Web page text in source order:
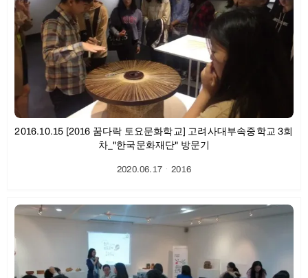
2016.10.15 [2016 꿈다락 토요문화학교] 고려사대부속중학교 3회
차_"한국문화재단" 방문기
2020.06.17ㆍ2016